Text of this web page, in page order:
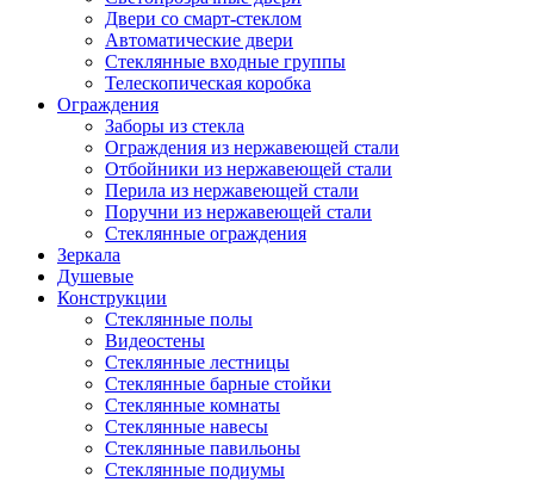
Двери со смарт-стеклом
Автоматические двери
Стеклянные входные группы
Телескопическая коробка
Ограждения
Заборы из стекла
Ограждения из нержавеющей стали
Отбойники из нержавеющей стали
Перила из нержавеющей стали
Поручни из нержавеющей стали
Стеклянные ограждения
Зеркала
Душевые
Конструкции
Стеклянные полы
Видеостены
Стеклянные лестницы
Стеклянные барные стойки
Стеклянные комнаты
Стеклянные навесы
Стеклянные павильоны
Стеклянные подиумы